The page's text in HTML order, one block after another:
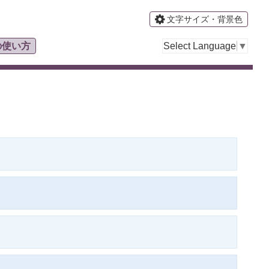
い方
文字サイズ・背景色
Select Language ▼